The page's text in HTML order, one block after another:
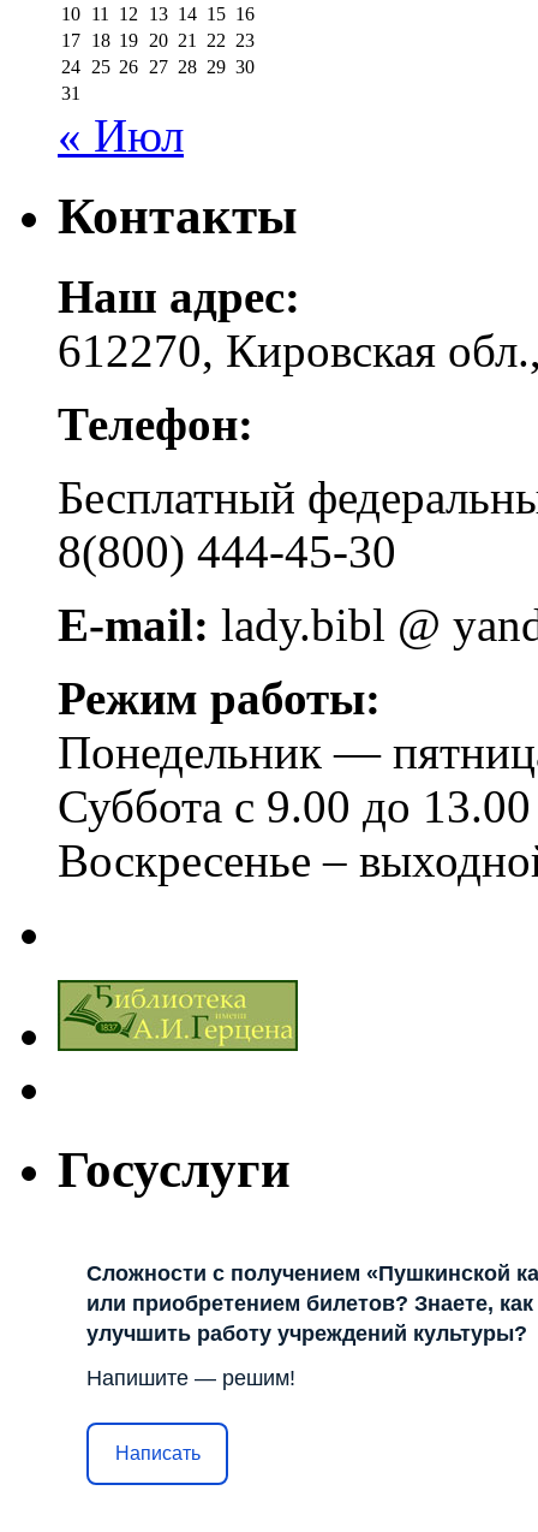
10 11 12 13 14 15 16
17 18 19 20 21 22 23
24 25 26 27 28 29 30
31
« Июл
Контакты
Наш адрес:
612270, Кировская
Телефон:
Бесплатный
8(800) 444-45-30
E-mail: lady.bibl @
Режим работы:
Понедельник —
Суббота с 9.00 до 13.00
Воскресенье –
Госуслуги
Сложности с получением «Пушкинской
или приобретением билетов? Знаете, как
улучшить работу учреждений культуры?
Напишите — решим!
Написать